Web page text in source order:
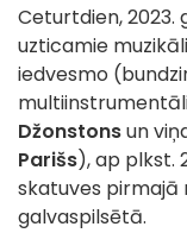
Ceturtdien, 2023.
uzticamie
iedvesmo
Džonstonsun
Parišs), ap plkst.
skatuves pirmajā
galvaspilsētā.